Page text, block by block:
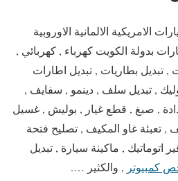
الالمانية الاوروبية
بدولة الكويت كهرباء , كهربائي ,
تبديل بطاريات , تبديل اطارات
, تبديل سلف , دينمو , سفايف ,
, صبغ , قطع غيار , بوليش , غسيل
, تعبئة غاو المكيف , تصليح فتحة
, ماكينة سيارة , تبديل
كمبيوتر , والكثير ….